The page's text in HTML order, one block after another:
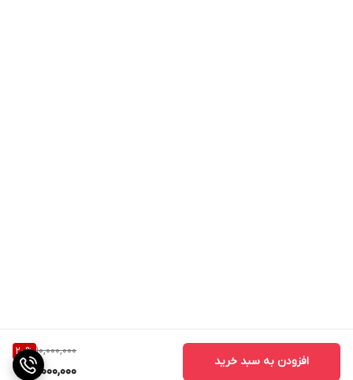
10,000,000
20%
8,000,000
افزودن به سبد خرید